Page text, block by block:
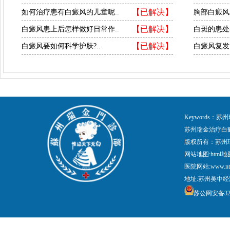
【已解决】
如何治疗患有白癜风的儿童呢..
【已解决】
白癜风患上后怎样做好日常作..
【已解决】
白癜风要如何科学护肤?..
胸部白癜
白斑的患
白癜风复
Keywords：苏
苏州瑞金治疗白
版权所有：苏
网站地图:html地
医院网站
地址:苏州吴中
苏公网安备